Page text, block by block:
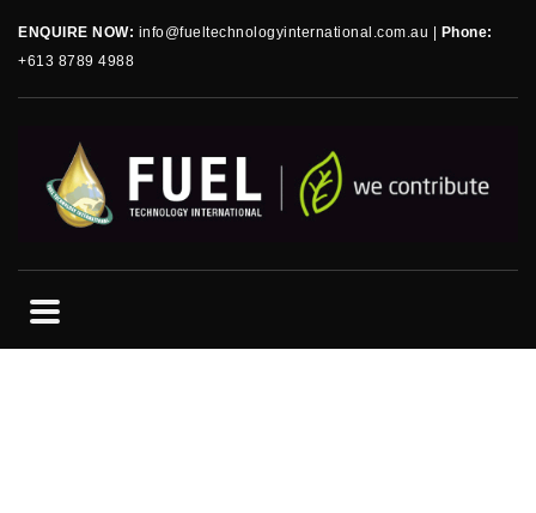
ENQUIRE NOW: info@fueltechnologyinternational.com.au
Phone:
+613 8789 4988